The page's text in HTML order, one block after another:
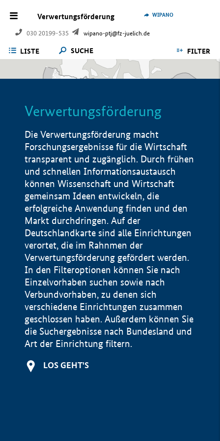
Verwertungsförderung
030 20199-535 wipano-ptj@fz-juelich.de
WIPANO
LISTE SUCHE FILTER
Verwertungsförderung
Die Verwertungsförderung macht
Forschungsergebnisse für die Wirtschaft
transparent und zugänglich. Durch frühen
und schnellen Informationsaustausch
können Wissenschaft und Wirtschaft
gemeinsam Ideen entwickeln, die
erfolgreiche Anwendung finden und den
Markt durchdringen. Auf der
Deutschlandkarte sind alle Einrichtungen
verortet, die im Rahnmen der
Verwertungsförderung gefördert werden.
In den Filteroptionen können Sie nach
Einzelvorhaben suchen sowie nach
Verbundvorhaben, zu denen sich
verschiedene Einrichtungen zusammen
geschlossen haben. Außerdem können Sie
die Suchergebnisse nach Bundesland und
Art der Einrichtung filtern.
LOS GEHT'S